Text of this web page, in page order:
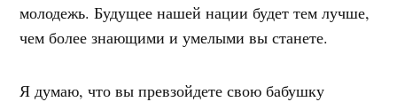
молодежь. Будущее нашей нации будет тем лучше,
чем более знающими и умелыми вы станете.
Я думаю, что вы превзойдете свою бабушку